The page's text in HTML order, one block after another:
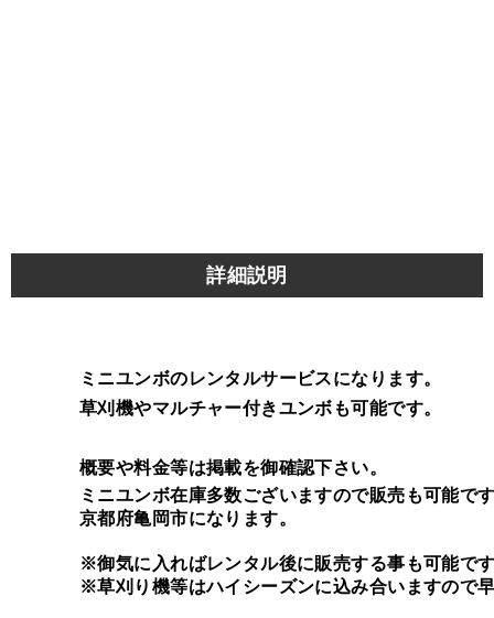
詳細説明
ミニユンボのレンタルサービスになります。
草刈機やマルチャー付きユンボも可能です。
概要や料金等は掲載を御確認下さい。
ミニユンボ在庫多数ございますので販売も可能で
京都府亀岡市になります。
※御気に入ればレンタル後に販売する事も可能で
※草刈り機等はハイシーズンに込み合いますので